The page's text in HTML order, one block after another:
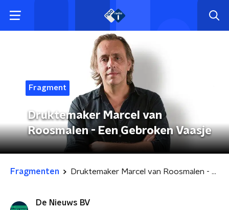
Fragment
Druktemaker Marcel van
Roosmalen - Een Gebroken Vaasje
Fragmenten Druktemaker Marcel van Roosmalen - Een Gebroken Vaasje
De Nieuws BV